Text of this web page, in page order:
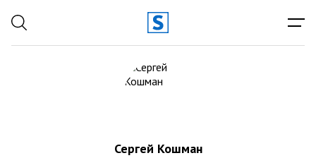
Сергей Кошман